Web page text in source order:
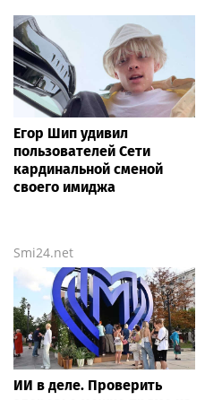
Егор Шип удивил
пользователей Сети
кардинальной сменой
своего имиджа
Smi24.net
ИИ в деле. Проверить